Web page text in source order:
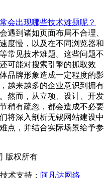
遇到诸如页面布局不合理、
度慢，以及在不同浏览器和
常见技术难题。这些问题不
可能对搜索引擎的抓取效
品牌形象造成一定程度的影
越来越多的企业意识到拥有
然而，从立项、设计、开发
稍有疏忽，都会造成不必要
将深入剖析无锡网站建设中
点，并结合实际场景给予参
版权所有
术支持： 阿凡达网络